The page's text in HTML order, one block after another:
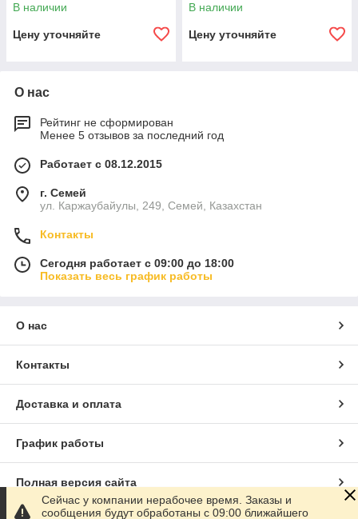
В наличии
Цену уточняйте
В наличии
Цену уточняйте
О нас
Рейтинг не сформирован
Менее 5 отзывов за последний год
Работает с 08.12.2015
г. Семей
ул. Каржаубайулы, 249, Семей, Казахстан
Контакты
Сегодня работает с 09:00 до 18:00
Показать весь график работы
О нас
Контакты
Доставка и оплата
График работы
Полная версия сайта
Сейчас у компании нерабочее время. Заказы и
сообщения будут обработаны с 09:00 ближайшего